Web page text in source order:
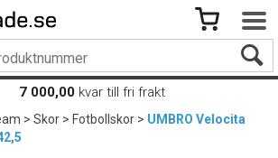
7 000,00 kvar till fri frakt
>Skor>Fotbollskor>UMBRO Velocita